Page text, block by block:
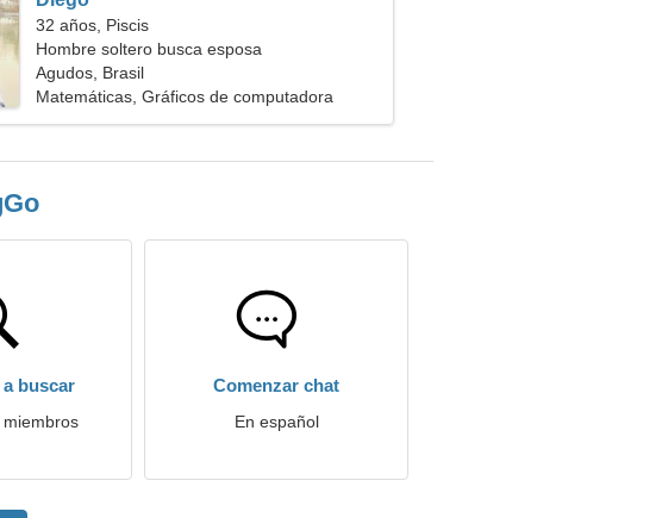
32 años, Piscis
Hombre soltero busca esposa
Agudos, Brasil
Matemáticas, Gráficos de computadora
a buscar Comenzar chat
En español